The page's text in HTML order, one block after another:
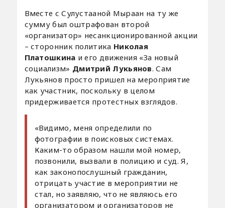
Вместе с Сулустааной Мыраан на ту же
сумму был оштрафован второй
«организатор» несанкционированной акции
– сторонник политика Николая
Платошкина и его движения «За новый
социализм» Дмитрий Лукьянов. Сам
Лукьянов просто пришел на мероприятие
как участник, поскольку в целом
придерживается протестных взглядов.
«Видимо, меня определили по
фотографии в поисковых системах.
Каким-то образом нашли мой номер,
позвонили, вызвали в полицию и суд. Я,
как законопослушный гражданин,
отрицать участие в мероприятии не
стал, но заявляю, что не являюсь его
организатором и организаторов не